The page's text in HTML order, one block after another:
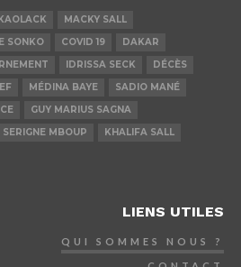
KAOLACK
MACKY SALL
SONKO COVID 19
DAKAR
IDRISSA SECK
DÉCÈS
MÉDINA BAYE
SADIO MANÉ
GUY MARIUS SAGNA
SERIGNE MBOUP
KHALIFA SALL
LIENS UTILES
QUI SOMMES NOUS ?